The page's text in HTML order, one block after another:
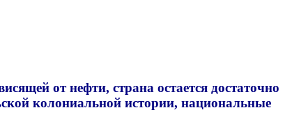
от нефти, страна остается достаточно
колониальной истории, национальные